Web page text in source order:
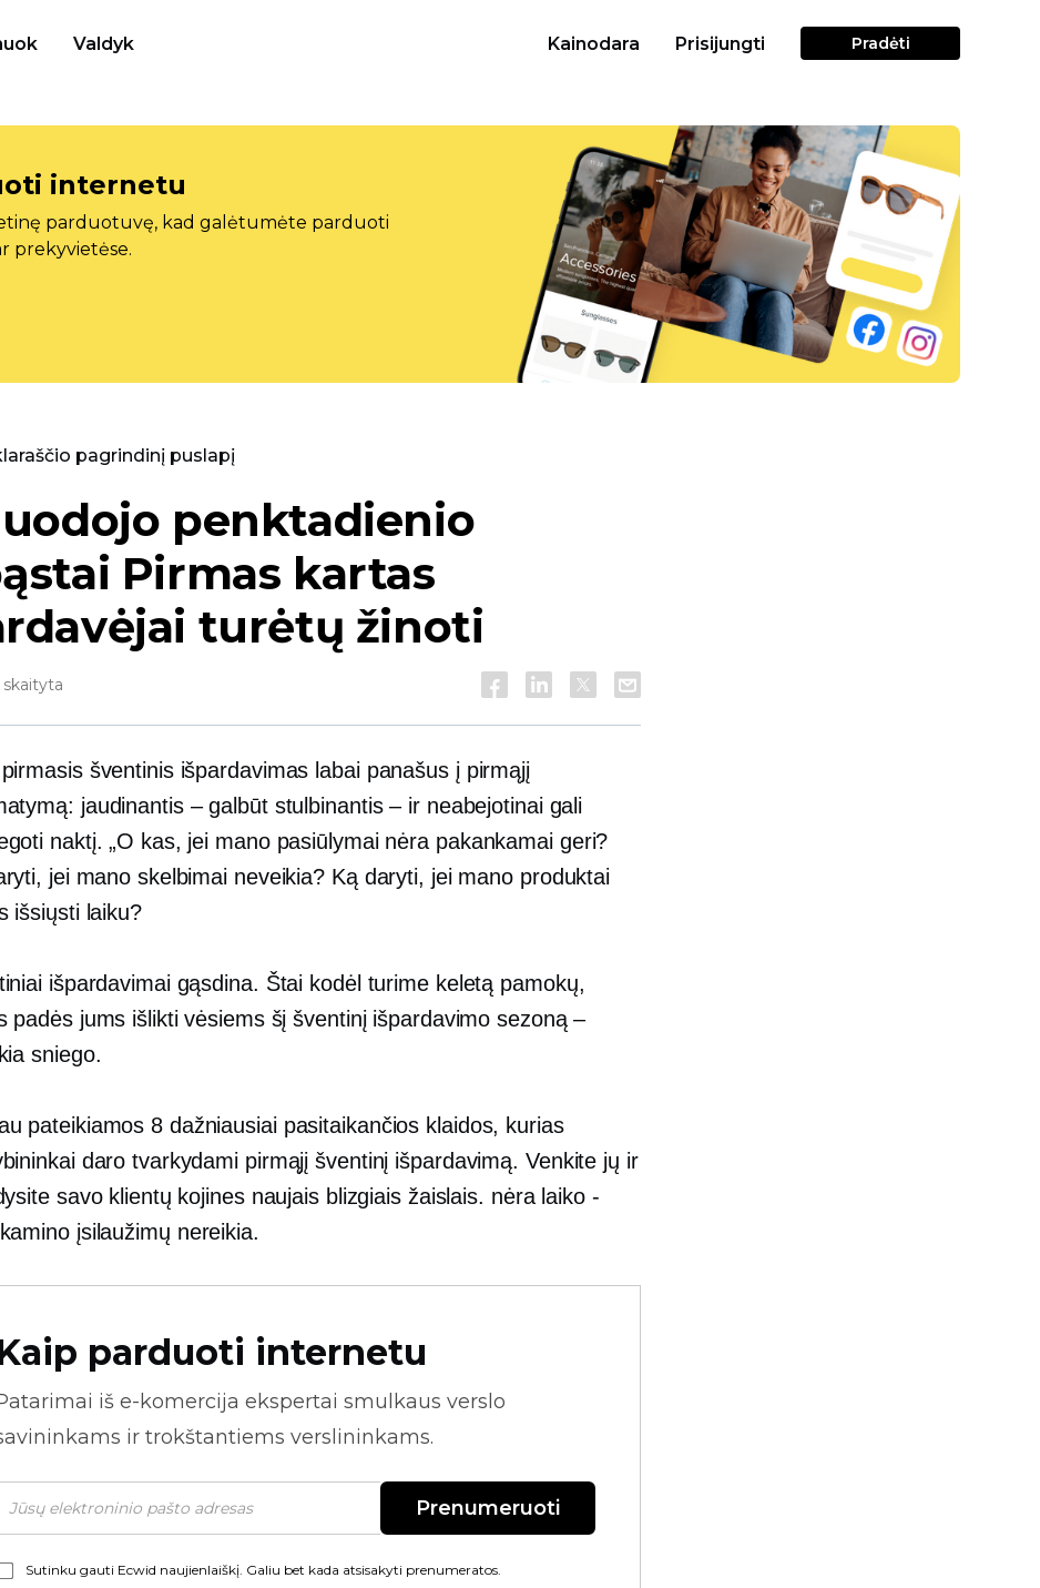
Valdyk Kainodara Prisijungti Pradėti
internetu
parduotuvę, kad galėtumėte parduoti
prekyvietėse.
pagrindinį puslapį
penktadienio
Pirmas kartas
turėtų žinoti
skaityta
šventinis išpardavimas labai panašus į pirmąjį
jaudinantis – galbūt stulbinantis – ir neabejotinai gali
naktį. „O kas, jei mano pasiūlymai nėra pakankamai geri?
jei mano skelbimai neveikia? Ką daryti, jei mano produktai
išsiųsti laiku?
išpardavimai gąsdina. Štai kodėl turime keletą pamokų,
padės jums išlikti vėsiems šį šventinį išpardavimo sezoną –
sniego.
pateikiamos 8 dažniausiai pasitaikančios klaidos, kurias
daro tvarkydami pirmąjį šventinį išpardavimą. Venkite jų ir
savo klientų kojines naujais blizgiais žaislais. nėra laiko-
įsilaužimų nereikia.
parduoti internetu
iš e-komercija ekspertai smulkaus verslo
ir trokštantiems verslininkams.
Prenumeruoti
Sutinku gauti Ecwid naujienlaiškį. Galiu bet kada atsisakyti prenumeratos.